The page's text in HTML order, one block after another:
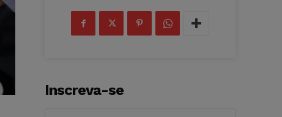
Inscreva-se